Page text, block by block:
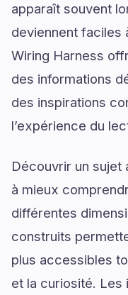
apparaît souvent
deviennent faciles
Wiring Harness
des informations
des inspirations
l’expérience du
Découvrir un sujet
à mieux
différentes
construits
plus accessibles
et la curiosité. Les